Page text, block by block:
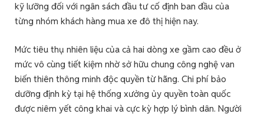
kỹ lưỡng đối với ngân sách đầu tư cố định ban đầu của
từng nhóm khách hàng mua xe đô thị hiện nay.
Mức tiêu thụ nhiên liệu của cả hai dòng xe gầm cao đều ở
mức vô cùng tiết kiệm nhờ sở hữu chung công nghệ van
biến thiên thông minh độc quyền từ hãng. Chi phí bảo
dưỡng định kỳ tại hệ thống xưởng ủy quyền toàn quốc
được niêm yết công khai và cực kỳ hợp lý bình dân. Người